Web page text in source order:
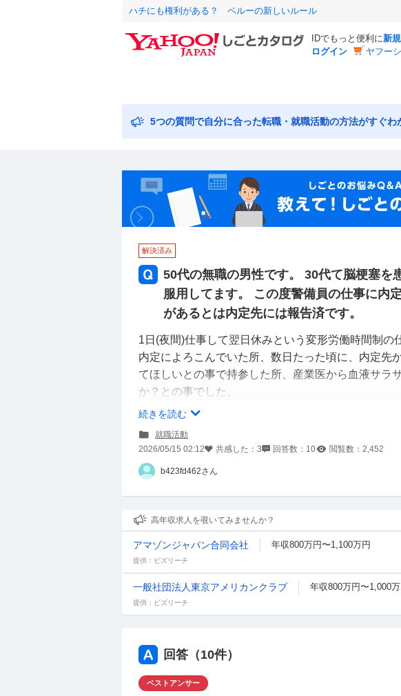
ハチにも権利がある？ ペルーの新しいルール
IDでもっと便利に新
ログイン
ヤフー
5つの質問で自分に合った転職・就職活動の方法がすぐ
解決済み
50代の無職の男性です。 30代て脳梗塞を
服用してます。 この度警備員の仕事に内
があるとは内定先には報告済です。
1日(夜間)仕事して翌日休みという変形労働時間制の
内定によろこんでいた所、数日たった頃に、内定先
てほしいとの事で持参した所、産業医から血液サラ
か？との事でした。
血液サラサラの薬を服用していると夜間勤務は難し
詳しい方にお伺いします。
血液サラサラの薬を飲んで夜勤勤務している人います
産業医からダメ出しでたら内定取り消しになります
それとも自発的に内定辞退してほしいのか？
続きを読む
就職活動
2026/05/15 02:12
共感した： 3 回答数： 10 閲覧数： 2,452
b423fd462さん
高年収求人を覗いてみませんか？
アマゾンジャパン合同会社 年収800万円〜1,100万円
提供：ビズリーチ
一般社団法人東京アメリカンクラブ 年収800万円〜1,000万
提供：ビズリーチ
回答（10件）
ベストアンサー